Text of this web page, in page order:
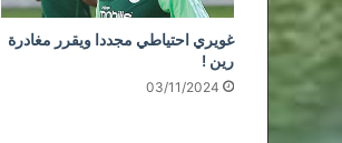
غويري احتياطي مجددا ويقرر مغادرة
رين !
03/11/2024